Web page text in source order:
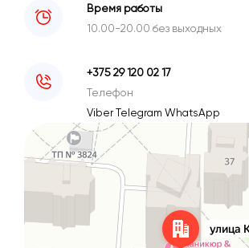
Время работы
10.00-20.00 без выходных
+375 29 120 02 17
Телефон
ViberTelegram WhatsApp
Минск
Улица Кунцевщина, 35 — Яндекс Карты